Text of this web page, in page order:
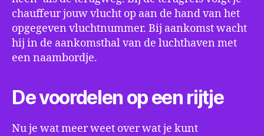
chauffeur jouw vlucht op aan de hand van het
opgegeven vluchtnummer. Bij aankomst wacht
hij in de aankomsthal van de luchthaven met
een naambordje.
De voordelen op een rijtje
Nu je wat meer weet over wat je kunt